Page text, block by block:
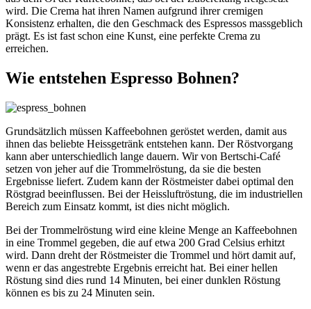
wird. Die Crema hat ihren Namen aufgrund ihrer cremigen
Konsistenz erhalten, die den Geschmack des Espressos massgeblich
prägt. Es ist fast schon eine Kunst, eine perfekte Crema zu
erreichen.
Wie entstehen Espresso Bohnen?
Grundsätzlich müssen Kaffeebohnen geröstet werden, damit aus
ihnen das beliebte Heissgetränk entstehen kann. Der Röstvorgang
kann aber unterschiedlich lange dauern. Wir von Bertschi-Café
setzen von jeher auf die Trommelröstung, da sie die besten
Ergebnisse liefert. Zudem kann der Röstmeister dabei optimal den
Röstgrad beeinflussen. Bei der Heissluftröstung, die im industriellen
Bereich zum Einsatz kommt, ist dies nicht möglich.
Bei der Trommelröstung wird eine kleine Menge an Kaffeebohnen
in eine Trommel gegeben, die auf etwa 200 Grad Celsius erhitzt
wird. Dann dreht der Röstmeister die Trommel und hört damit auf,
wenn er das angestrebte Ergebnis erreicht hat. Bei einer hellen
Röstung sind dies rund 14 Minuten, bei einer dunklen Röstung
können es bis zu 24 Minuten sein.